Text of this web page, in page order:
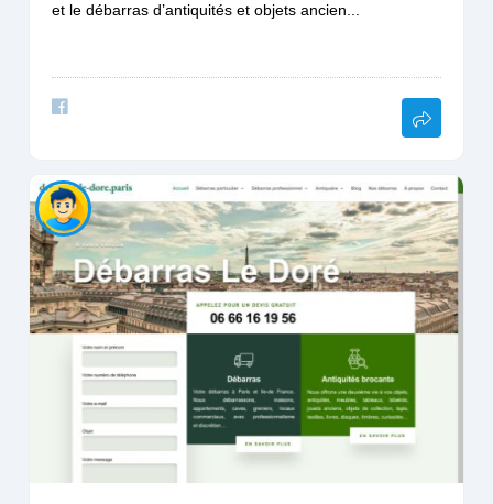
et le débarras d’antiquités et objets ancien...